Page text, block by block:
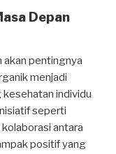
Depan
akan pentingnya
menjadi
individu
seperti
antara
positif yang